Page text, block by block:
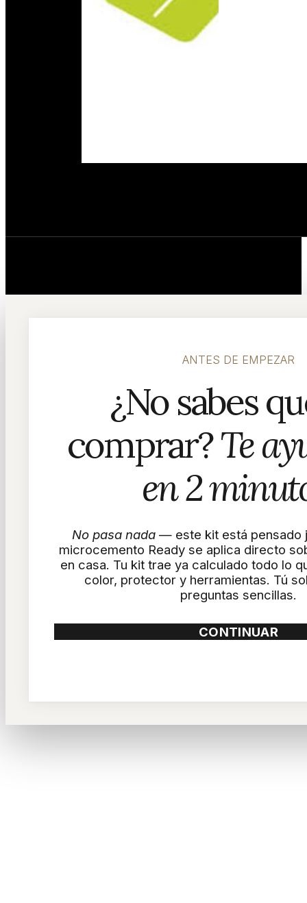
ANTES DE EMPEZAR
¿No sabes
comprar?Te
en 2
No pasa nada — este kit está pensado
microcemento Ready se aplica directo
en casa. Tu kit trae ya calculado todo lo
color, protector y herramientas. Tú
preguntas sencillas.
CONTINUAR